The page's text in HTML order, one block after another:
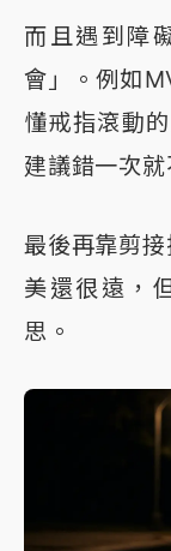
而且遇到障
會」。例如
懂戒指滾動
建議錯一次
最後再靠剪
美還很遠，
思。